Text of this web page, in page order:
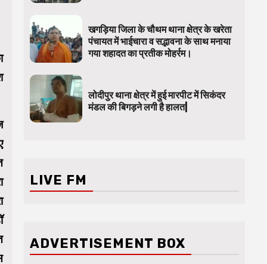
खगड़िया जिला के चौथम थाना क्षेत्र के खरेता
पंचायत में भाईचारा व सद्भावना के साथ मनाया
गया शहादत का प्रतीक मोहर्रम।
लोदीपुर थाना क्षेत्र में हुई मारपीट में सिकंदर
मंडल की बिगड़ने लगी है हालत|
LIVE FM
ADVERTISEMENT BOX